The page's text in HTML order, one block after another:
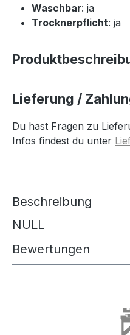
Waschbar: ja
Trocknerpflicht: ja
Lieferung /
Du hast Fragen zu
Infos findest du unter
Beschreibung
NULL
Bewertungen